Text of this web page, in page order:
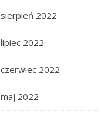
sierpień 2022
lipiec 2022
czerwiec 2022
maj 2022